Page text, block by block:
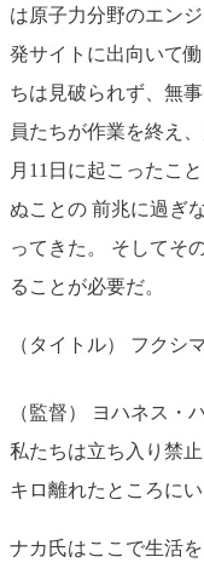
は原子力分野のエン
発サイトに出向いて
ちは見破られず、無
員たちが作業を終え
月11日に起こったこ
ぬことの 前兆に過ぎ
ってきた。 そしてそ
ることが必要だ。
（タイトル） フクシ
（監督） ヨハネス・
私たちは立ち入り禁
キロ離れたところにい
ナカ氏はここで生活